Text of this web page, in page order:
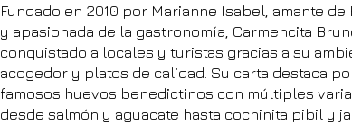
Fundado en 2010 por Marianne Isabel, amante de
y apasionada de la gastronomía, Carmencita
conquistado a locales y turistas gracias a su
acogedor y platos de calidad. Su carta destaca
famosos huevos benedictinos con múltiples
desde salmón y aguacate hasta cochinita pibil y